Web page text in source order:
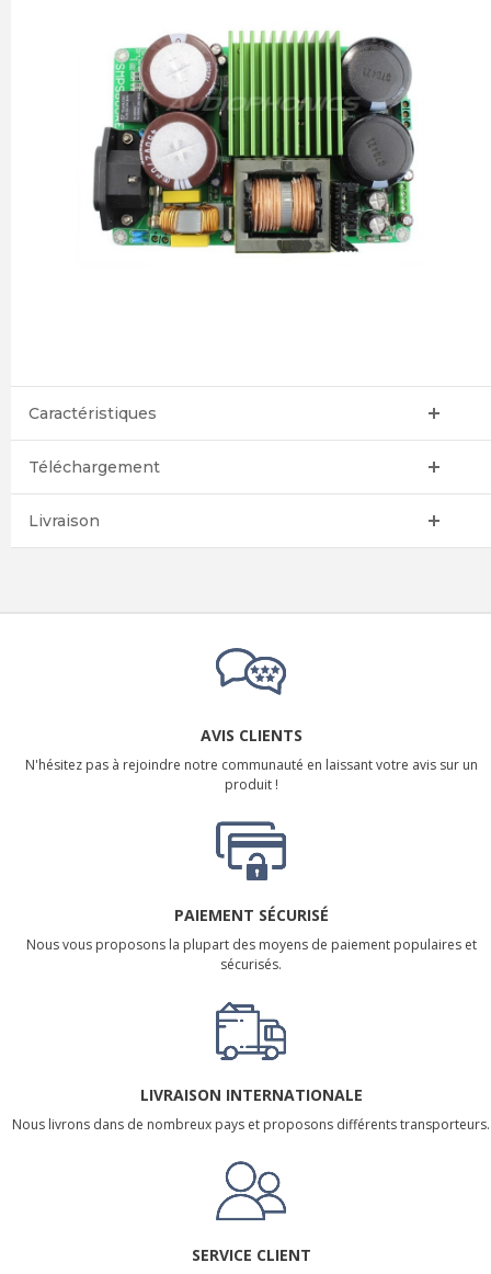
Caractéristiques
Téléchargement
Livraison
AVIS CLIENTS
N'hésitez pas à rejoindre notre communauté en laissant votre avis sur un
produit !
PAIEMENT SÉCURISÉ
Nous vous proposons la plupart des moyens de paiement populaires et
sécurisés.
LIVRAISON INTERNATIONALE
Nous livrons dans de nombreux pays et proposons différents transporteurs.
SERVICE CLIENT